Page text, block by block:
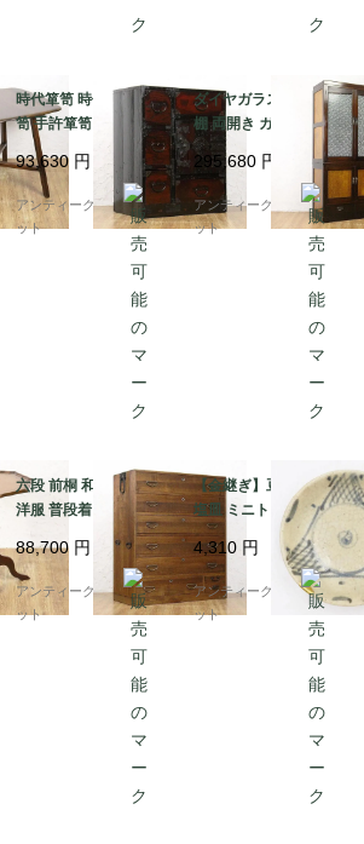
時代箪笥 時代金具 小箪
笥 手許箪笥 かっこいい
明治時代 日本製 インテ
リア 和モダン アンティ
ーク 和骨董
93,630 円
アンティークブルーパロ
ット
ダイヤガラス食器棚 洋
棚 両開き ガラス窓 ス
ッキリ 昭和初期頃 アン
ティーク 日本製 おしゃ
れ シンプル 木の温もり
295,680 円
アンティークブルーパロ
ット
六段 前桐 和箪笥 着物
洋服 普段着 大正 昭和
初期 アンティーク 和家
具 和骨董 明るめの色合
い シンプル
88,700 円
アンティークブルーパロ
ット
【金継ぎ】豆皿 小皿 手
塩皿 ミニトレイ 染付
呉須 藍色 焼き物 素朴
かわいい 明治 大正 骨
董 アンティーク（網・
渦）B
4,310 円
アンティークブルーパロ
ット